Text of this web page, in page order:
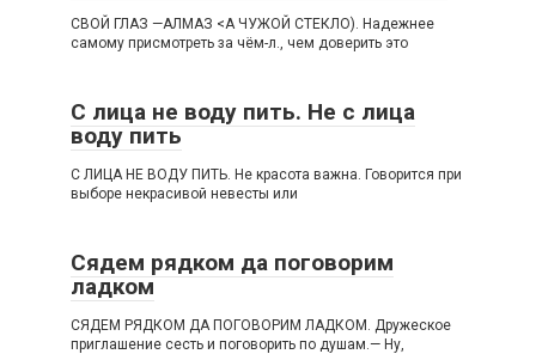
СВОЙ ГЛАЗ —АЛМАЗ <А ЧУЖОЙ СТЕКЛО). Надежнее
самому присмотреть за чём-л., чем доверить это
С лица не воду пить. Не с лица
воду пить
С ЛИЦА НЕ ВОДУ ПИТЬ. Не красота важна. Говорится при
выборе некрасивой невесты или
Сядем рядком да поговорим
ладком
СЯДЕМ РЯДКОМ ДА ПОГОВОРИМ ЛАДКОМ. Дружеское
приглашение сесть и поговорить по душам.— Ну,